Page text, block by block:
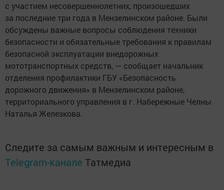
с участием несовершеннолетних, произошедших
за последние три года в Мензелинском районе. Были
обсуждены важные вопросы соблюдения техники
безопасности и обязательные требования к правилам
безопасной эксплуатации внедорожных
мототранспортных средств, — сообщает начальник
отделения профилактики ГБУ «Безопасность
дорожного движения» в Мензелинском районе,
территориального управления в г. Набережные Челны
Наталья Железкова.
Следите за самым важным и интересным в
Telegram-канале Татмедиа